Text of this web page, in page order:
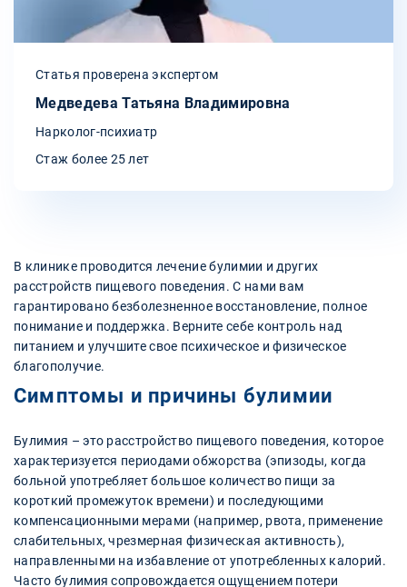
Статья проверена экспертом
Медведева Татьяна Владимировна
Нарколог-психиатр
Стаж более 25 лет
В клинике проводится лечение булимии и других
расстройств пищевого поведения. С нами вам
гарантировано безболезненное восстановление, полное
понимание и поддержка. Верните себе контроль над
питанием и улучшите свое психическое и физическое
благополучие.
Симптомы и причины булимии
Булимия – это расстройство пищевого поведения, которое
характеризуется периодами обжорства (эпизоды, когда
больной употребляет большое количество пищи за
короткий промежуток времени) и последующими
компенсационными мерами (например, рвота, применение
слабительных, чрезмерная физическая активность),
направленными на избавление от употребленных калорий.
Часто булимия сопровождается ощущением потери